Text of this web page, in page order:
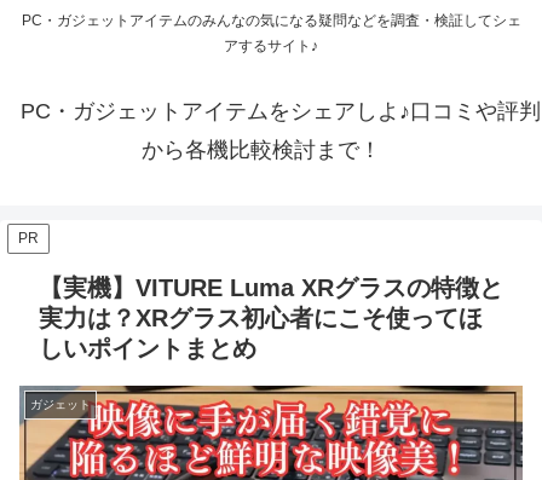
PC・ガジェットアイテムのみんなの気になる疑問などを調査・検証してシェ
アするサイト♪
PC・ガジェットアイテムをシェアしよ♪口コミや評判
から各機比較検討まで！
PR
【実機】VITURE Luma XRグラスの特徴と
実力は？XRグラス初心者にこそ使ってほ
しいポイントまとめ
ガジェット